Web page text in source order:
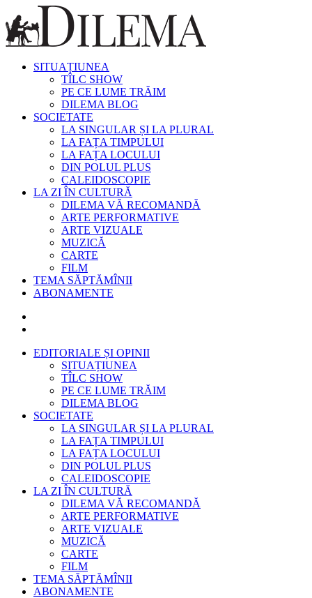
SITUAȚIUNEA
TÎLC SHOW
PE CE LUME TRĂIM
DILEMA BLOG
SOCIETATE
LA SINGULAR ȘI LA PLURAL
LA FAȚA TIMPULUI
LA FAȚA LOCULUI
DIN POLUL PLUS
CALEIDOSCOPIE
LA ZI ÎN CULTURĂ
DILEMA VĂ RECOMANDĂ
ARTE PERFORMATIVE
ARTE VIZUALE
MUZICĂ
CARTE
FILM
TEMA SĂPTĂMÎNII
ABONAMENTE
EDITORIALE ȘI OPINII
SITUAȚIUNEA
TÎLC SHOW
PE CE LUME TRĂIM
DILEMA BLOG
SOCIETATE
LA SINGULAR ȘI LA PLURAL
LA FAȚA TIMPULUI
LA FAȚA LOCULUI
DIN POLUL PLUS
CALEIDOSCOPIE
LA ZI ÎN CULTURĂ
DILEMA VĂ RECOMANDĂ
ARTE PERFORMATIVE
ARTE VIZUALE
MUZICĂ
CARTE
FILM
TEMA SĂPTĂMÎNII
ABONAMENTE